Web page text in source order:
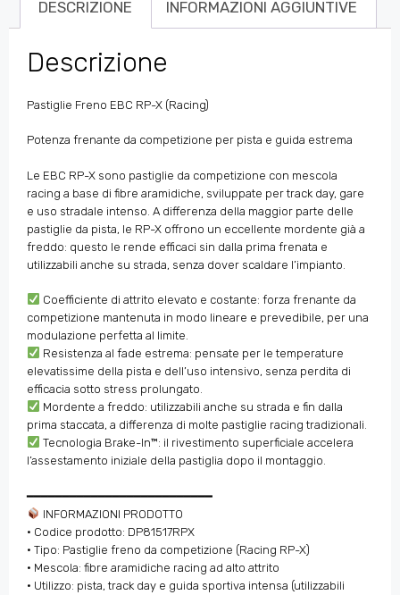
DESCRIZIONE INFORMAZIONI AGGIUNTIVE
Descrizione
Pastiglie Freno EBC RP-X (Racing)
Potenza frenante da competizione per pista e guida estrema
Le EBC RP-X sono pastiglie da competizione con mescola
racing a base di fibre aramidiche, sviluppate per track day, gare
e uso stradale intenso. A differenza della maggior parte delle
pastiglie da pista, le RP-X offrono un eccellente mordente già a
freddo: questo le rende efficaci sin dalla prima frenata e
utilizzabili anche su strada, senza dover scaldare l’impianto.
Coefficiente di attrito elevato e costante: forza frenante da
competizione mantenuta in modo lineare e prevedibile, per una
modulazione perfetta al limite.
Resistenza al fade estrema: pensate per le temperature
elevatissime della pista e dell’uso intensivo, senza perdita di
efficacia sotto stress prolungato.
Mordente a freddo: utilizzabili anche su strada e fin dalla
prima staccata, a differenza di molte pastiglie racing tradizionali.
Tecnologia Brake-In™: il rivestimento superficiale accelera
l’assestamento iniziale della pastiglia dopo il montaggio.
━━━━━━━━━━━━━━━━━━━━━━━━━━
INFORMAZIONI PRODOTTO
• Codice prodotto: DP81517RPX
• Tipo: Pastiglie freno da competizione (Racing RP-X)
• Mescola: fibre aramidiche racing ad alto attrito
• Utilizzo: pista, track day e guida sportiva intensa (utilizzabili